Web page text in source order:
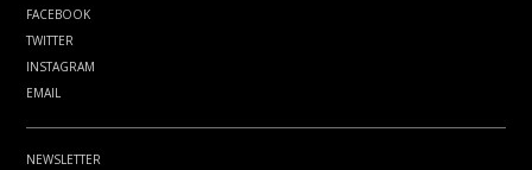
FACEBOOK
TWITTER
INSTAGRAM
EMAIL
NEWSLETTER